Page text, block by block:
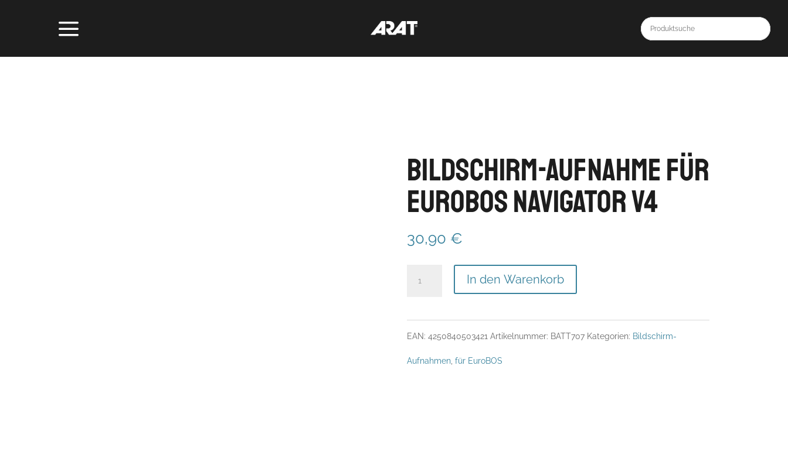
Bildschirm-Aufnahme für
EuroBOS Navigator V4
30,90 €
Bildschirm-
für
In den Warenkorb
EAN: 4250840503421 Artikelnummer: BATT707 Kategorien: Bildschirm-
Aufnahmen, für EuroBOS